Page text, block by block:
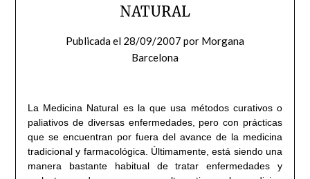
NATURAL
Publicada el 28/09/2007 por Morgana
Barcelona
La Medicina Natural es la que usa métodos curativos o
paliativos de diversas enfermedades, pero con prácticas
que se encuentran por fuera del avance de la medicina
tradicional y farmacológica. Últimamente, está siendo una
manera bastante habitual de tratar enfermedades y